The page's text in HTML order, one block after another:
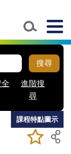
搜尋
進階搜
尋
加入/移除
我喜愛的
儲存課程
課程特點圖示